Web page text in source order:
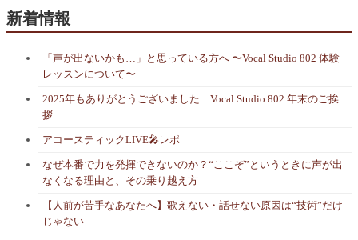
新着情報
「声が出ないかも…」と思っている方へ 〜Vocal Studio 802 体験
レッスンについて〜
2025年もありがとうございました｜Vocal Studio 802 年末のご挨
拶
アコースティックLIVE🎤レポ
なぜ本番で力を発揮できないのか？“ここぞ”というときに声が出
なくなる理由と、その乗り越え方
【人前が苦手なあなたへ】歌えない・話せない原因は“技術”だけ
じゃない